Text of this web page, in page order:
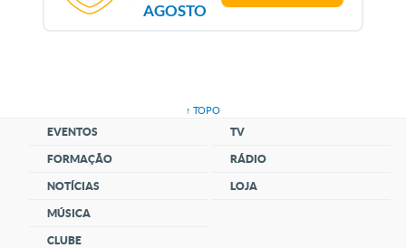
AGOSTO
↑ TOPO
EVENTOS
FORMAÇÃO
NOTÍCIAS
MÚSICA
CLUBE
TV
RÁDIO
LOJA